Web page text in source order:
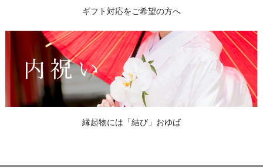
ギフト対応をご希望の方へ
縁起物には「結び」おゆば